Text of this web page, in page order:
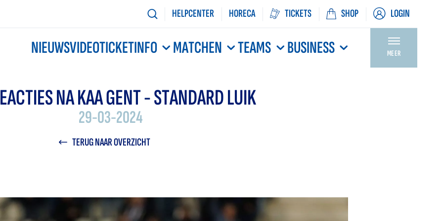
HELPCENTER HORECA TICKETS SHOP LOGIN
NIEUWSVIDEOTICKETINFO MATCHEN TEAMS BUSINESS MEER
NA KAA GENT - STANDARD LUIK
29-03-2024
TERUG NAAR OVERZICHT